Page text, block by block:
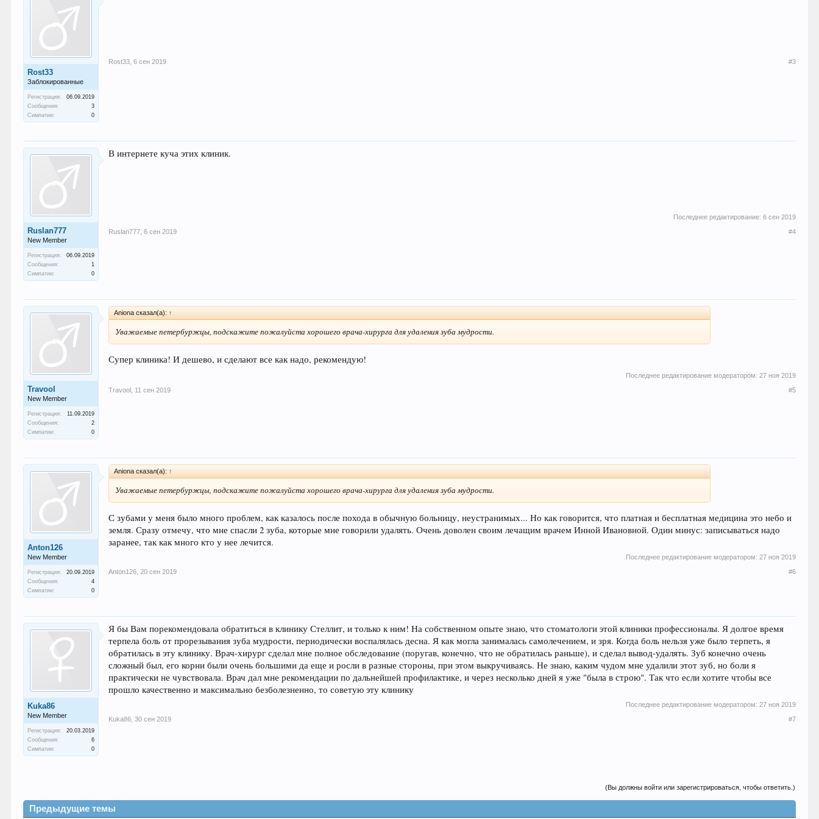
Rost33
Заблокированные
Регистрация:
06.09.2019
Сообщения:
3
Симпатии:
0
Rost33 6 сен 2019 #3
Ruslan777
New Member
Регистрация:
06.09.2019
Сообщения:
1
Симпатии:
0
В интернете куча этих клиник.
Последнее редактирование: 6 сен 2019
Ruslan777 6 сен 2019 #4
Travool
New Member
Регистрация:
11.09.2019
Сообщения:
2
Симпатии:
0
Aniona сказал(а): ↑
Уважаемые петербуржцы, подскажите пожалуйста хорошего врача-хирурга для удаления зуба мудрости.
Супер клиника! И дешево, и сделают все как надо, рекомендую!
Последнее редактирование модератором: 27 ноя 2019
Travool 11 сен 2019 #5
Anton126
New Member
Регистрация:
20.09.2019
Сообщения:
4
Симпатии:
0
Aniona сказал(а): ↑
Уважаемые петербуржцы, подскажите пожалуйста хорошего врача-хирурга для удаления зуба мудрости.
С зубами у меня было много проблем, как казалось после похода в обычную больницу, неустранимых... Но как говорится, что платная и бесплатная медицина это небо и
земля. Сразу отмечу, что мне спасли 2 зуба, которые мне говорили удалять. Очень доволен своим лечащим врачем Инной Ивановной. Один минус: записываться надо
заранее, так как много кто у нее лечится.
Последнее редактирование модератором: 27 ноя 2019
Anton126 20 сен 2019 #6
Kuka86
New Member
Регистрация:
20.03.2019
Сообщения:
6
Симпатии:
0
Я бы Вам порекомендовала обратиться в клинику Стеллит, и только к ним! На собственном опыте знаю, что стоматологи этой клиники профессионалы. Я долгое время
терпела боль от прорезывания зуба мудрости, периодически воспалялась десна. Я как могла занималась самолечением, и зря. Когда боль нельзя уже было терпеть, я
обратилась в эту клинику. Врач-хирург сделал мне полное обследование (поругав, конечно, что не обратилась раньше), и сделал вывод-удалять. Зуб конечно очень
сложный был, его корни были очень большими да еще и росли в разные стороны, при этом выкручиваясь. Не знаю, каким чудом мне удалили этот зуб, но боли я
практически не чувствовала. Врач дал мне рекомендации по дальнейшей профилактике, и через несколько дней я уже "была в строю". Так что если хотите чтобы все
прошло качественно и максимально безболезненно, то советую эту клинику
Последнее редактирование модератором: 27 ноя 2019
Kuka86 30 сен 2019 #7
(Вы должны войти или зарегистрироваться, чтобы ответить.)
Предыдущие темы